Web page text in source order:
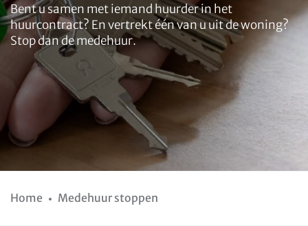
Bent u samen met iemand huurder in het
huurcontract? En vertrekt één van u uit de woning?
Stop dan de medehuur.
Home Medehuur stoppen